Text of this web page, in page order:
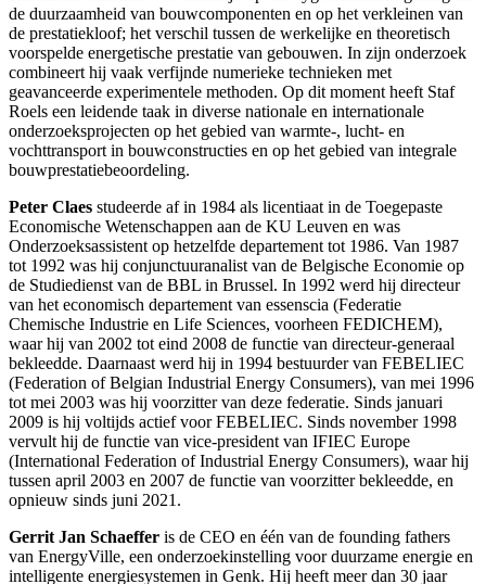
de duurzaamheid van bouwcomponenten en op het verkleinen van
de prestatiekloof; het verschil tussen de werkelijke en theoretisch
voorspelde energetische prestatie van gebouwen. In zijn onderzoek
combineert hij vaak verfijnde numerieke technieken met
geavanceerde experimentele methoden. Op dit moment heeft Staf
Roels een leidende taak in diverse nationale en internationale
onderzoeksprojecten op het gebied van warmte-, lucht- en
vochttransport in bouwconstructies en op het gebied van integrale
bouwprestatiebeoordeling.
Peter Claes studeerde af in 1984 als licentiaat in de Toegepaste
Economische Wetenschappen aan de KU Leuven en was
Onderzoeksassistent op hetzelfde departement tot 1986. Van 1987
tot 1992 was hij conjunctuuranalist van de Belgische Economie op
de Studiedienst van de BBL in Brussel. In 1992 werd hij directeur
van het economisch departement van essenscia (Federatie
Chemische Industrie en Life Sciences, voorheen FEDICHEM),
waar hij van 2002 tot eind 2008 de functie van directeur-generaal
bekleedde. Daarnaast werd hij in 1994 bestuurder van FEBELIEC
(Federation of Belgian Industrial Energy Consumers), van mei 1996
tot mei 2003 was hij voorzitter van deze federatie. Sinds januari
2009 is hij voltijds actief voor FEBELIEC. Sinds november 1998
vervult hij de functie van vice-president van IFIEC Europe
(International Federation of Industrial Energy Consumers), waar hij
tussen april 2003 en 2007 de functie van voorzitter bekleedde, en
opnieuw sinds juni 2021.
Gerrit Jan Schaeffer is de CEO en één van de founding fathers
van EnergyVille, een onderzoekinstelling voor duurzame energie en
intelligente energiesystemen in Genk. Hij heeft meer dan 30 jaar